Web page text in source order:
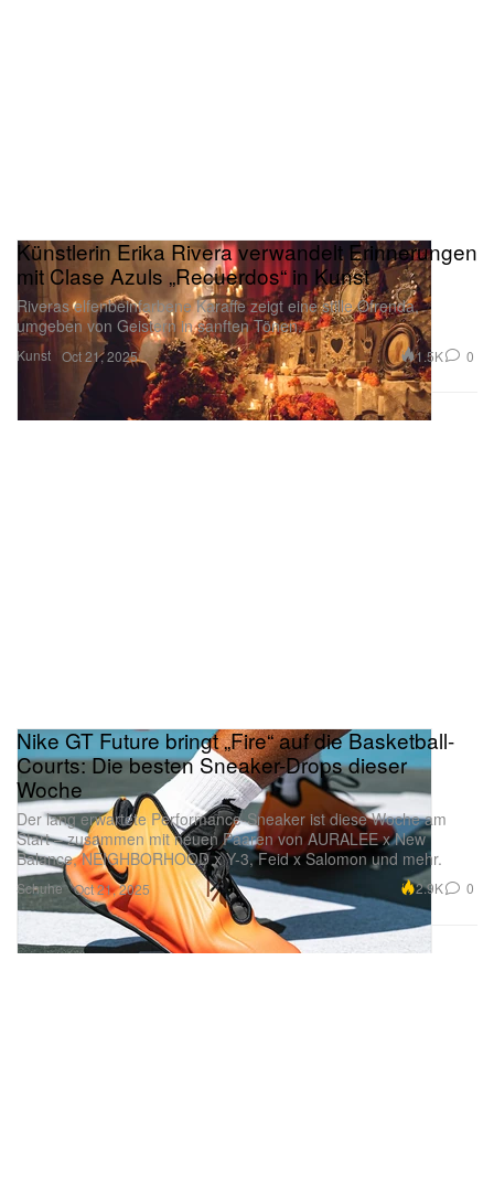
Kunst
Künstlerin Erika Rivera verwandelt Erinnerungen
mit Clase Azuls „Recuerdos“ in Kunst
Riveras elfenbeinfarbene Karaffe zeigt eine stille Ofrenda,
umgeben von Geistern in sanften Tönen.
Oct 21, 2025 1.5K 0
Schuhe
Nike GT Future bringt „Fire“ auf die Basketball-
Courts: Die besten Sneaker-Drops dieser
Woche
Der lang erwartete Performance-Sneaker ist diese Woche am
Start – zusammen mit neuen Paaren von AURALEE x New
Balance, NEIGHBORHOOD x Y-3, Feid x Salomon und mehr.
Oct 21, 2025 2.9K 0